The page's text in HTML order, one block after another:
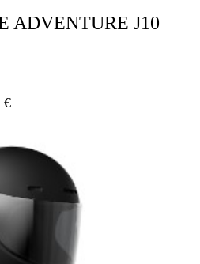
ADVENTURE J10
€